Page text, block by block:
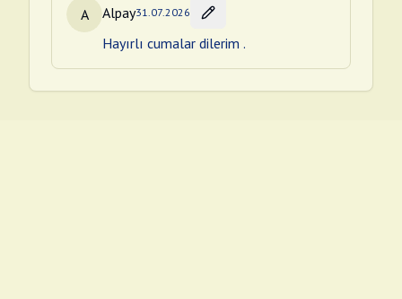
A Alpay31.07.2026
Hayırlı cumalar dilerim .